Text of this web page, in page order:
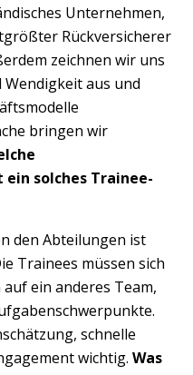
Unternehmen,
Rückversicherer
zeichnen wir uns
aus und
bringen wir
solches Trainee-
den Abteilungen ist
Trainees müssen sich
ein anderes Team,
schnelle
wichtig. Was